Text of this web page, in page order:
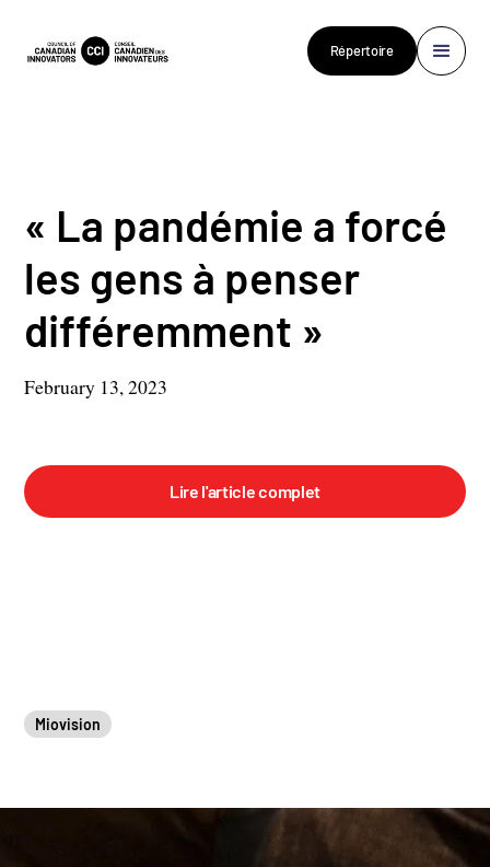
Répertoire
« La pandémie a forcé
les gens à penser
différemment »
February 13, 2023
Lire l'article complet
Miovision